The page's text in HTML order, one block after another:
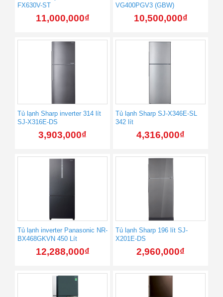
FX630V-ST
11,000,000₫
VG400PGV3 (GBW)
10,500,000₫
Tủ lạnh Sharp inverter 314 lít
SJ-X316E-DS
3,903,000₫
Tủ lạnh Sharp SJ-X346E-SL
342 lít
4,316,000₫
Tủ lạnh inverter Panasonic NR-
BX468GKVN 450 Lít
12,288,000₫
Tủ lạnh Sharp 196 lít SJ-
X201E-DS
2,960,000₫